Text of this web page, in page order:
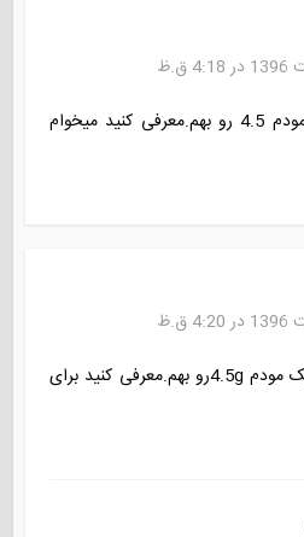
سلام خسته نباشید .میشه مودم 4.5 رو بهم.معرفی کنید میخوام
سلام .خسته نباشید.میشه یک مودم 4.5gرو بهم.معرفی کنید برای